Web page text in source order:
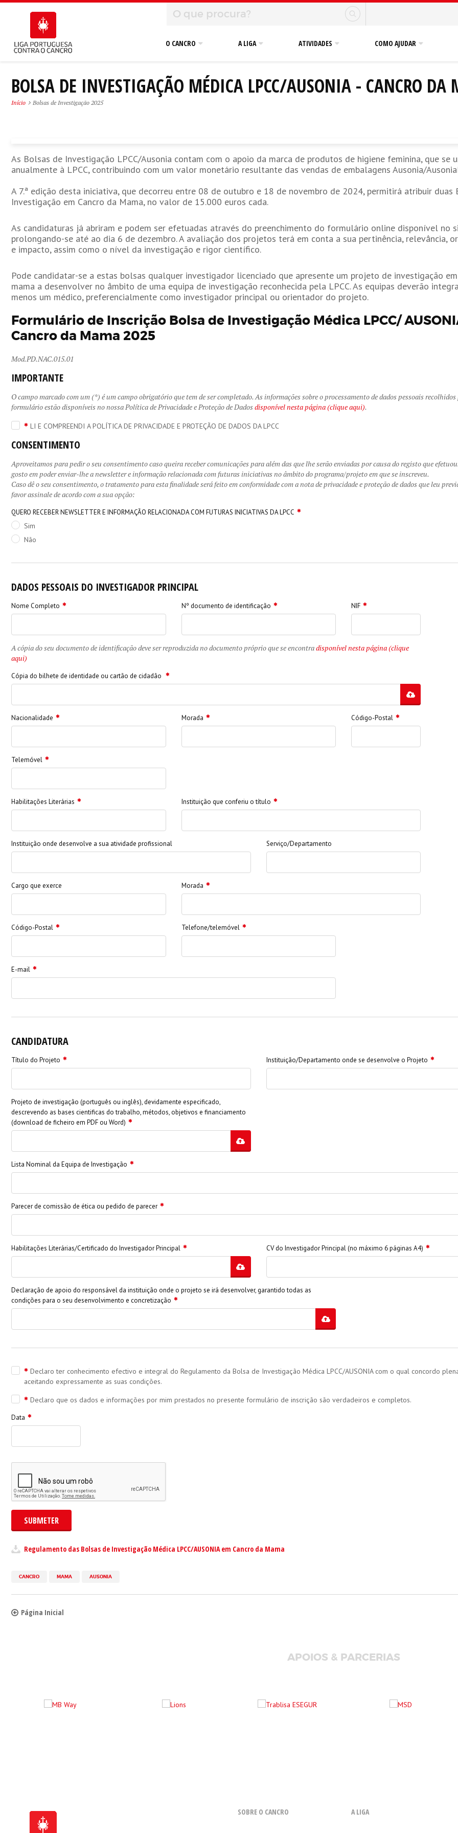
O CANCRO A LIGA ATIVIDADES COMO AJUDAR
BOLSA DE INVESTIGAÇÃO MÉDICA LPCC/AUSONIA - CANCRO DA
Início Bolsas de Investigação 2025
As Bolsas de Investigação LPCC/Ausonia contam com o apoio da marca de produtos de higiene feminina, que se
anualmente à LPCC, contribuindo com um valor monetário resultante das vendas de embalagens Ausonia/
A 7.ª edição desta iniciativa, que decorreu entre 08 de outubro e 18 de novembro de 2024, permitirá atribuir duas
Investigação em Cancro da Mama, no valor de 15.000 euros cada.
As candidaturas já abriram e podem ser efetuadas através do preenchimento do formulário online disponível no
prolongando-se até ao dia 6 de dezembro. A avaliação dos projetos terá em conta a sua pertinência, relevância,
e impacto, assim como o nível da investigação e rigor científico.
Pode candidatar-se a estas bolsas qualquer investigador licenciado que apresente um projeto de investigação
mama a desenvolver no âmbito de uma equipa de investigação reconhecida pela LPCC. As equipas deverão
menos um médico, preferencialmente como investigador principal ou orientador do projeto.
Formulário de Inscrição Bolsa de Investigação Médica LPCC/
Cancro da Mama 2025
Mod.PD.NAC.015.01
IMPORTANTE
O campo marcado com um (*) é um campo obrigatório que tem de ser completado. As informações sobre o processamento de dados pessoais
formulário estão disponíveis no nossa Política de Privacidade e Proteção de Dadosdisponível nesta página (clique aqui).
LI E COMPREENDI A POLÍTICA DE PRIVACIDADE E PROTEÇÃO DE DADOS DA LPCC
CONSENTIMENTO
Aproveitamos para pedir o seu consentimento caso queira receber comunicações para além das que lhe serão enviadas por causa do registo que
gosto em poder enviar-lhe a newsletter e informação relacionada com futuras iniciativas no âmbito do programa/projeto em que se inscreveu.
Caso dê o seu consentimento, o tratamento para esta finalidade será feito em conformidade com a nota de privacidade e proteção de dados que leu
favor assinale de acordo com a sua opção:
QUERO RECEBER NEWSLETTER E INFORMAÇÃO RELACIONADA COM FUTURAS INICIATIVAS DA LPCC
Sim
Não
DADOS PESSOAIS DO INVESTIGADOR PRINCIPAL
Nome Completo Nº documento de identificação NIF
A cópia do seu documento de identificação deve ser reproduzida no documento próprio que se encontradisponível nesta página (clique
aqui)
Cópia do bilhete de identidade ou cartão de cidadão
Nacionalidade Morada Código-Postal
Telemóvel
Habilitações Literárias Instituição que conferiu o título
Instituição onde desenvolve a sua atividade profissional Serviço/Departamento
Cargo que exerce Morada
Código-Postal Telefone/telemóvel
E-mail
CANDIDATURA
Título do Projeto Instituição/Departamento onde se desenvolve o Projeto
Projeto de investigação (português ou inglês), devidamente especificado,
descrevendo as bases cientificas do trabalho, métodos, objetivos e financiamento
(download de ficheiro em PDF ou Word)
Lista Nominal da Equipa de Investigação
Parecer de comissão de ética ou pedido de parecer
Habilitações Literárias/Certificado do Investigador Principal CV do Investigador Principal (no máximo 6 páginas A4)
Declaração de apoio do responsável da instituição onde o projeto se irá desenvolver, garantido todas as
condições para o seu desenvolvimento e concretização
Declaro ter conhecimento efectivo e integral do Regulamento da Bolsa de Investigação Médica LPCC/AUSONIA com o qual concordo
aceitando expressamente as suas condições.
Declaro que os dados e informações por mim prestados no presente formulário de inscrição são verdadeiros e completos.
Data
SUBMETER
Regulamento das Bolsas de Investigação Médica LPCC/AUSONIA em Cancro da Mama
CANCRO MAMA AUSONIA
Página Inicial
APOIOS & PARCERIAS
SOBRE O CANCRO
A LIGA